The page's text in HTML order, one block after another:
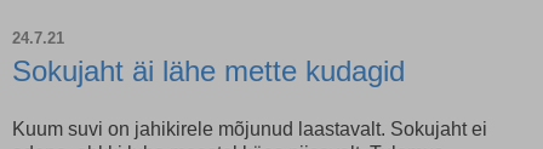
24.7.21
Sokujaht äi lähe mette kudagid
Kuum suvi on jahikirele mõjunud laastavalt. Sokujaht ei